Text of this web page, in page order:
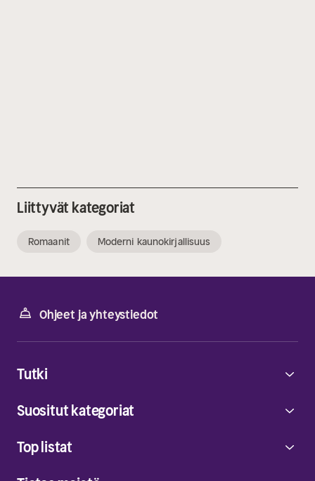
Liittyvät kategoriat
Romaanit Moderni kaunokirjallisuus
Ohjeet ja yhteystiedot
Tutki
Suositut kategoriat
Top listat